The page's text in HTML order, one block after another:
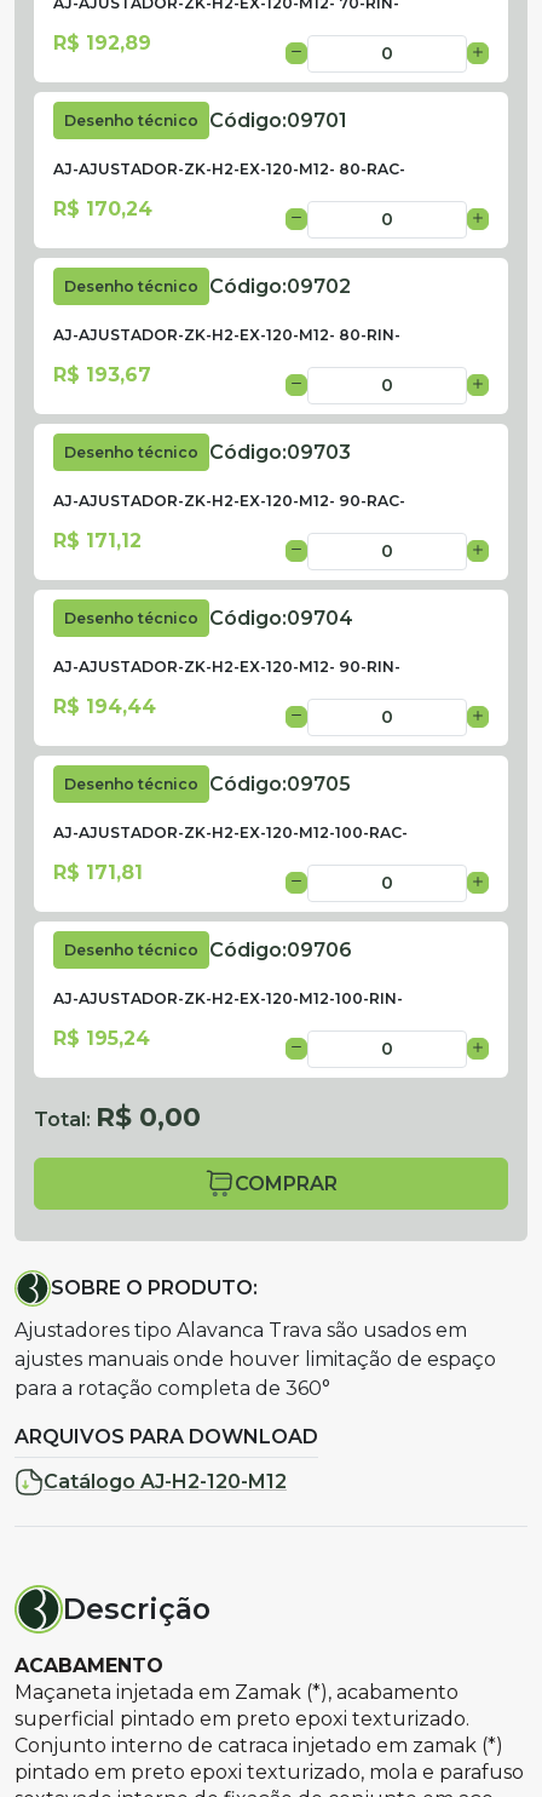
R$ 192,89
Desenho técnico Código:09701
AJ-AJUSTADOR-ZK-H2-EX-120-M12- 80-RAC-
R$ 170,24
Desenho técnico Código:09702
AJ-AJUSTADOR-ZK-H2-EX-120-M12- 80-RIN-
R$ 193,67
Desenho técnico Código:09703
AJ-AJUSTADOR-ZK-H2-EX-120-M12- 90-RAC-
R$ 171,12
Desenho técnico Código:09704
AJ-AJUSTADOR-ZK-H2-EX-120-M12- 90-RIN-
R$ 194,44
Desenho técnico Código:09705
AJ-AJUSTADOR-ZK-H2-EX-120-M12-100-RAC-
R$ 171,81
Desenho técnico Código:09706
AJ-AJUSTADOR-ZK-H2-EX-120-M12-100-RIN-
R$ 195,24
Total: R$ 0,00
COMPRAR
SOBRE O PRODUTO:
Ajustadores tipo Alavanca Trava são usados em
ajustes manuais onde houver limitação de espaço
para a rotação completa de 360°
ARQUIVOS PARA DOWNLOAD
Catálogo AJ-H2-120-M12
Descrição
ACABAMENTO
Maçaneta injetada em Zamak (*), acabamento
superficial pintado em preto epoxi texturizado.
Conjunto interno de catraca injetado em zamak (*)
pintado em preto epoxi texturizado, mola e parafuso